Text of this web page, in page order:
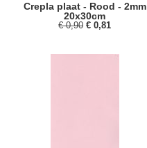
Crepla plaat - Rood - 2mm
20x30cm
€ 0,90 € 0,81